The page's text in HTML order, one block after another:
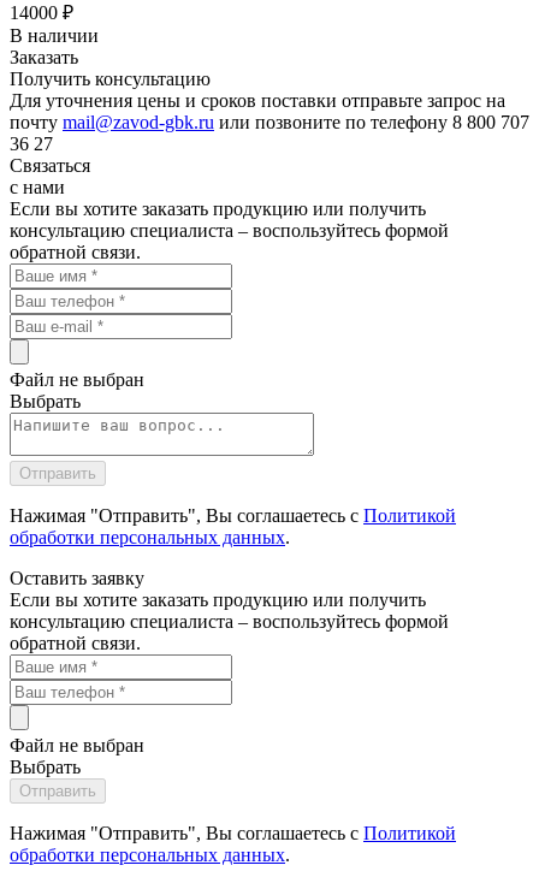
14000 ₽
В наличии
Заказать
Получить консультацию
Для уточнения цены и сроков поставки отправьте запрос на
почту mail@zavod-gbk.ru или позвоните по телефону 8 800 707
36 27
Связаться
с нами
Если вы хотите заказать продукцию или получить
консультацию специалиста – воспользуйтесь формой
обратной связи.
Файл не выбран
Выбрать
Нажимая "Отправить", Вы соглашаетесь с Политикой
обработки персональных данных.
Оставить заявку
Если вы хотите заказать продукцию или получить
консультацию специалиста – воспользуйтесь формой
обратной связи.
Файл не выбран
Выбрать
Нажимая "Отправить", Вы соглашаетесь с Политикой
обработки персональных данных.